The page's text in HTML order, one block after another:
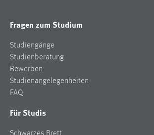
Fragen zum Studium
Studiengänge
Studienberatung
Bewerben
Studienangelegenheiten
FAQ
Für Studis
Schwarzes Brett